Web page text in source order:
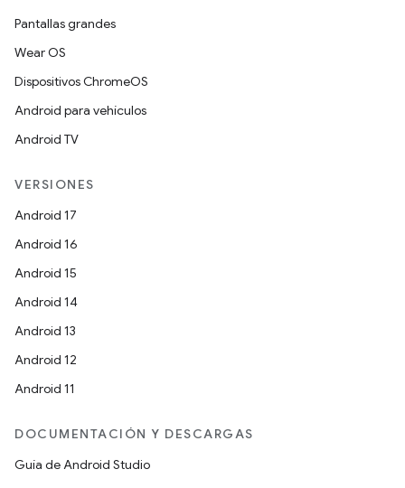
Pantallas grandes
Wear OS
Dispositivos ChromeOS
Android para vehículos
Android TV
VERSIONES
Android 17
Android 16
Android 15
Android 14
Android 13
Android 12
Android 11
DOCUMENTACIÓN Y DESCARGAS
Guía de Android Studio